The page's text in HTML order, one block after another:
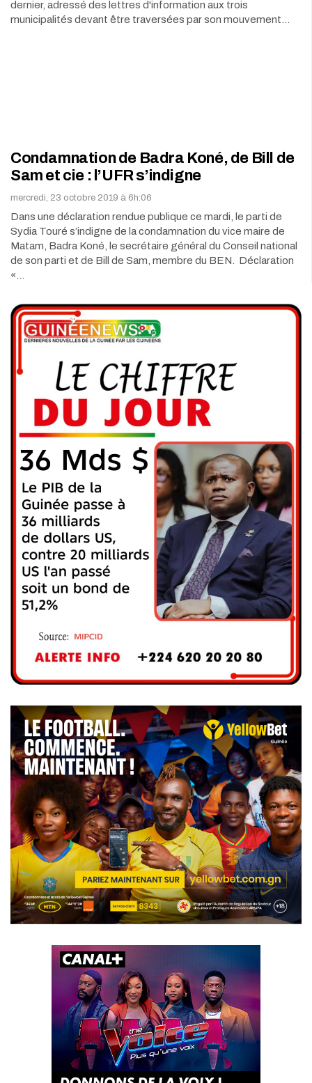
dernier, adressé des lettres d'information aux trois
municipalités devant être traversées par son mouvement…
Condamnation de Badra Koné, de Bill de
Sam et cie : l’UFR s’indigne
mercredi, 23 octobre 2019 à 6h:06
Dans une déclaration rendue publique ce mardi, le parti de
Sydia Touré s’indigne de la condamnation du vice maire de
Matam, Badra Koné, le secrétaire général du Conseil national
de son parti et de Bill de Sam, membre du BEN. Déclaration
«…